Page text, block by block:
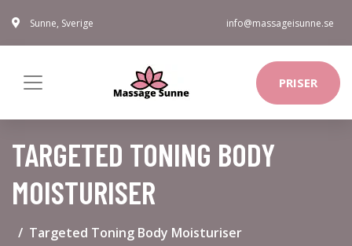
Sunne, Sverige info@massageisunne.se
PRISER
TARGETED TONING BODY
MOISTURISER
Targeted Toning Body Moisturiser